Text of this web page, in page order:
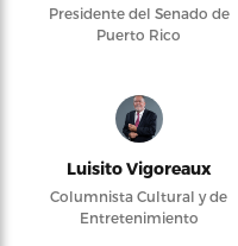
Presidente del Senado de
Puerto Rico
Luisito Vigoreaux
Columnista Cultural y de
Entretenimiento